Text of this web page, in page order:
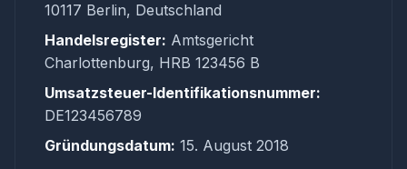
10117 Berlin, Deutschland
Handelsregister: Amtsgericht
Charlottenburg, HRB 123456 B
Umsatzsteuer-Identifikationsnummer:
DE123456789
Gründungsdatum: 15. August 2018